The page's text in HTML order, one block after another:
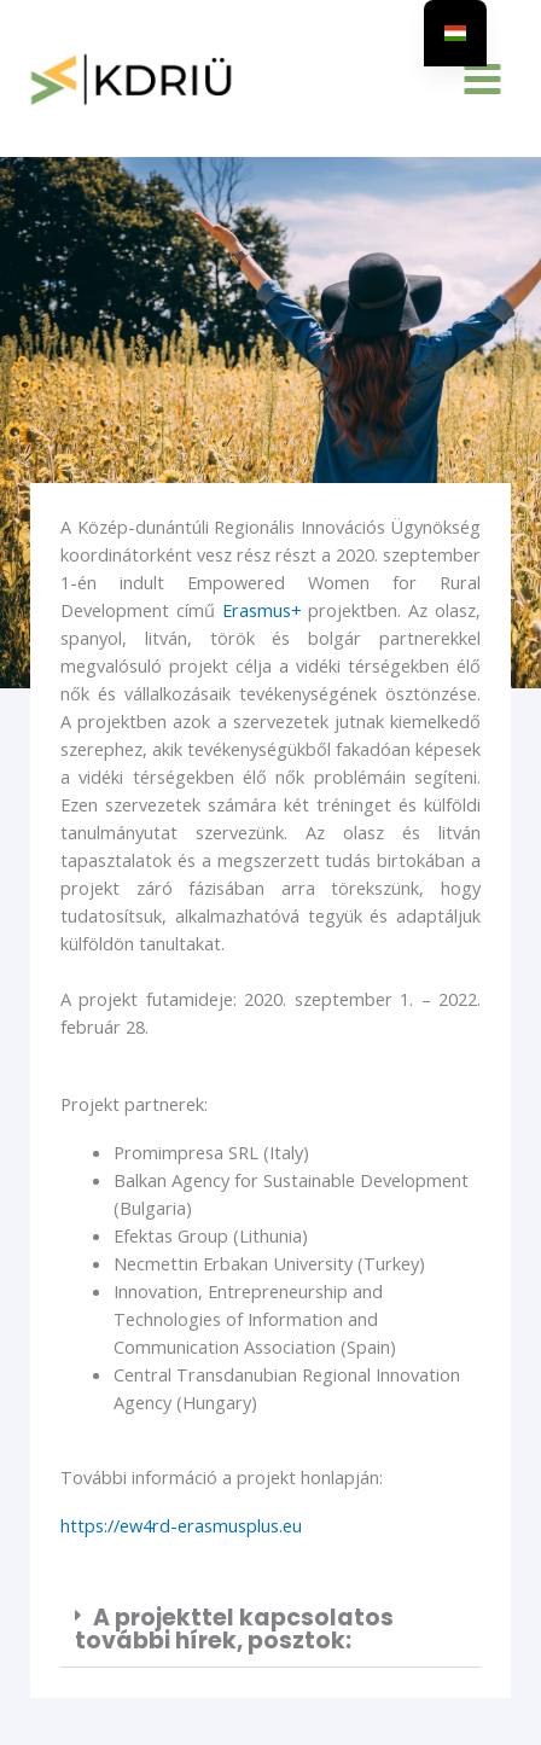
content
Empowered Women for Rural Development | Erasmus+
A Közép-dunántúli Regionális Innovációs Ügynökség
koordinátorként vesz rész részt a 2020. szeptember
1-én indult Empowered Women for Rural
Development című Erasmus+ projektben. Az olasz,
spanyol, litván, török és bolgár partnerekkel
megvalósuló projekt célja a vidéki térségekben élő
nők és vállalkozásaik tevékenységének ösztönzése.
A projektben azok a szervezetek jutnak kiemelkedő
szerephez, akik tevékenységükből fakadóan képesek
a vidéki térségekben élő nők problémáin segíteni.
Ezen szervezetek számára két tréninget és külföldi
tanulmányutat szervezünk. Az olasz és litván
tapasztalatok és a megszerzett tudás birtokában a
projekt záró fázisában arra törekszünk, hogy
tudatosítsuk, alkalmazhatóvá tegyük és adaptáljuk
külföldön tanultakat.
A projekt futamideje: 2020. szeptember 1. – 2022.
február 28.
Projekt partnerek:
Promimpresa SRL (Italy)
Balkan Agency for Sustainable Development
(Bulgaria)
Efektas Group (Lithunia)
Necmettin Erbakan University (Turkey)
Innovation, Entrepreneurship and
Technologies of Information and
Communication Association (Spain)
Central Transdanubian Regional Innovation
Agency (Hungary)
További információ a projekt honlapján:
https://ew4rd-erasmusplus.eu
A projekttel kapcsolatos
további hírek, posztok: